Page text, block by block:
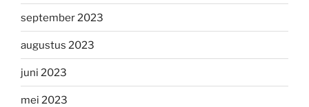
september 2023
augustus 2023
juni 2023
mei 2023